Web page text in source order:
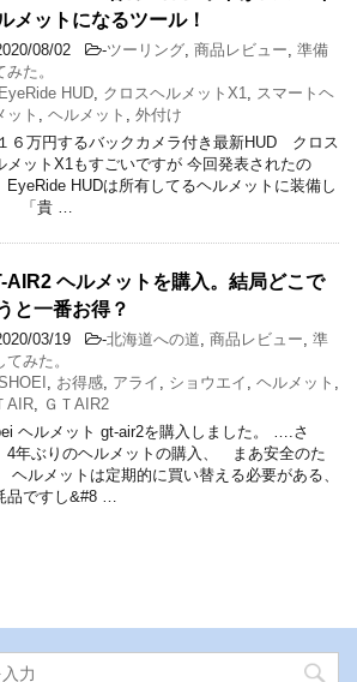
メットになるツール！
08/02 -ツーリング 商品レビュー 準備
みた。
EyeRide HUD クロスヘルメットX1
スマートヘ
ット
ヘルメット
外付け
万円するバックカメラ付き最新HUD クロス
メットX1もすごいですが 今回発表されたの
EyeRide HUDは所有してるヘルメットに装備し
「貴 …
AIR2 ヘルメットを購入。結局どこで
と一番お得？
03/19 -北海道への道 商品レビュー 準
てみた。
お得感 アライ ショウエイ ヘルメット
AIR
ＧＴAIR2
ヘルメット gt-air2を購入しました。 ….さ
4年ぶりのヘルメットの購入、 まあ安全のた
ヘルメットは定期的に買い替える必要がある、
品ですし&#8 …